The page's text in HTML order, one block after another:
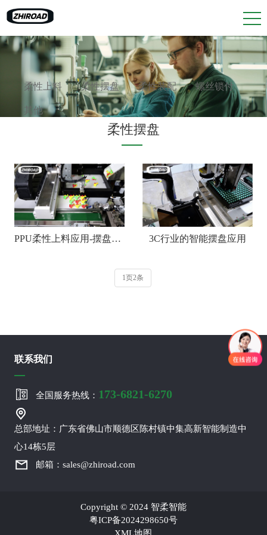
柔性上料 柔性摆盘 柔性装配 螺丝锁付
其他
柔性摆盘
PPU柔性上料应用-摆盘展示 3C行业的智能摆盘应用
1页2条
联系我们
全国服务热线： 173-6821-6270
总部地址：广东省佛山市顺德区陈村镇中集高新智能制造中
心14栋5层
邮箱：sales@zhiroad.com
Copyright © 2024 智柔智能
粤ICP备2024298650号
XML地图